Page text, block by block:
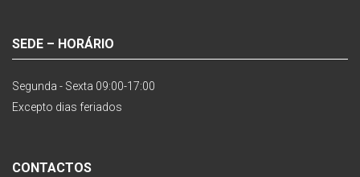
SEDE – HORÁRIO
Segunda - Sexta 09:00-17:00
Excepto dias feriados
CONTACTOS